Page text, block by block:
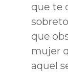
que te
que
mujer
aquel